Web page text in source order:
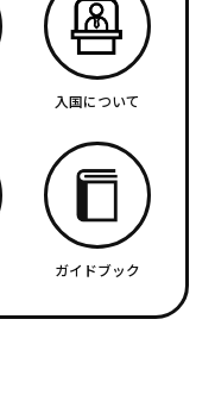
入国について
ガイドブック